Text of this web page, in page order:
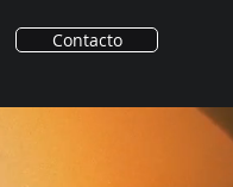
Contacto